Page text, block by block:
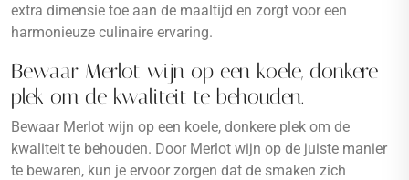
extra dimensie toe aan de maaltijd en zorgt voor een
harmonieuze culinaire ervaring.
Bewaar Merlot wijn op een koele, donkere
plek om de kwaliteit te behouden.
Bewaar Merlot wijn op een koele, donkere plek om de
kwaliteit te behouden. Door Merlot wijn op de juiste manier
te bewaren, kun je ervoor zorgen dat de smaken zich